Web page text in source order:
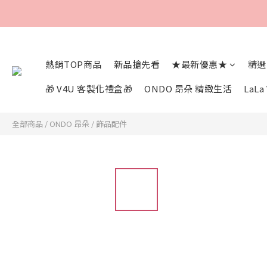
熱銷TOP商品 新品搶先看 ★最新優惠★
精
🎁 V4U 客製化禮盒🎁
ONDO 昂朵 精緻生活 LaLa
全部商品 / ONDO 昂朵 / 飾品配件